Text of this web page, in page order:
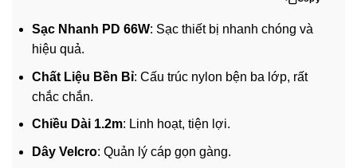
Sạc Nhanh PD 66W: Sạc thiết bị nhanh chóng và
hiệu quả.
Chất Liệu Bền Bỉ: Cấu trúc nylon bện ba lớp, rất
chắc chắn.
Chiều Dài 1.2m: Linh hoạt, tiện lợi.
Dây Velcro: Quản lý cáp gọn gàng.